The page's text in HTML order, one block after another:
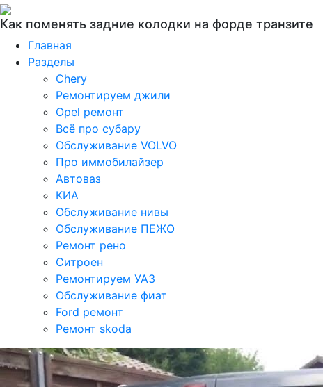
Как поменять задние колодки на форде транзите
Главная
Разделы
Chery
Ремонтируем джили
Opel ремонт
Всё про субару
Обслуживание VOLVO
Про иммобилайзер
Автоваз
КИА
Обслуживание нивы
Обслуживание ПЕЖО
Ремонт рено
Ситроен
Ремонтируем УАЗ
Обслуживание фиат
Ford ремонт
Ремонт skoda